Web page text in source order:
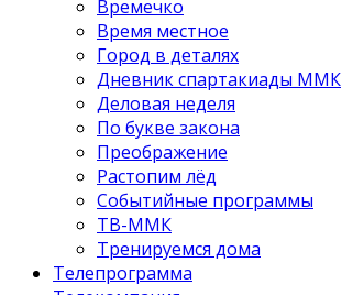
Времечко
Время местное
Город в деталях
Дневник спартакиады ММК
Деловая неделя
По букве закона
Преображение
Растопим лёд
Событийные программы
ТВ-ММК
Тренируемся дома
Телепрограмма